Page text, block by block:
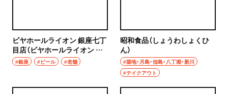
ビヤホールライオン 銀座七丁
目店（ビヤホールライオン ぎ
んざななちょうめてん）
#銀座 #ビール #老舗
昭和食品（しょうわしょくひ
ん）
#築地・月島・佃島・八丁堀・新川
#テイクアウト